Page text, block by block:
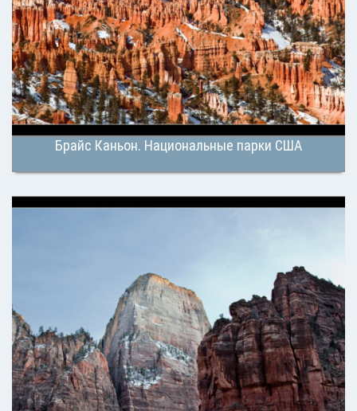
Брайс Каньон. Национальные парки США